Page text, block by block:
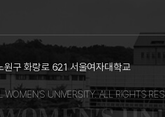
구 화랑로 621 서울여자대학교
UNIVERSITY. ALL RIGHTS